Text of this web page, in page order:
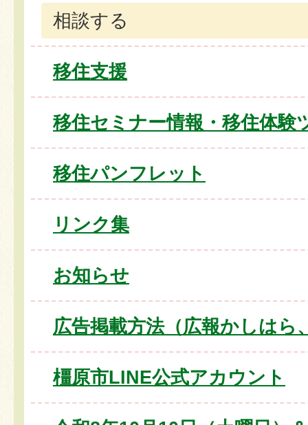
相談する
移住支援
移住セミナー情報・移住体験
移住パンフレット
リンク集
お知らせ
広告掲載方法（広報かしはら
橿原市LINE公式アカウント